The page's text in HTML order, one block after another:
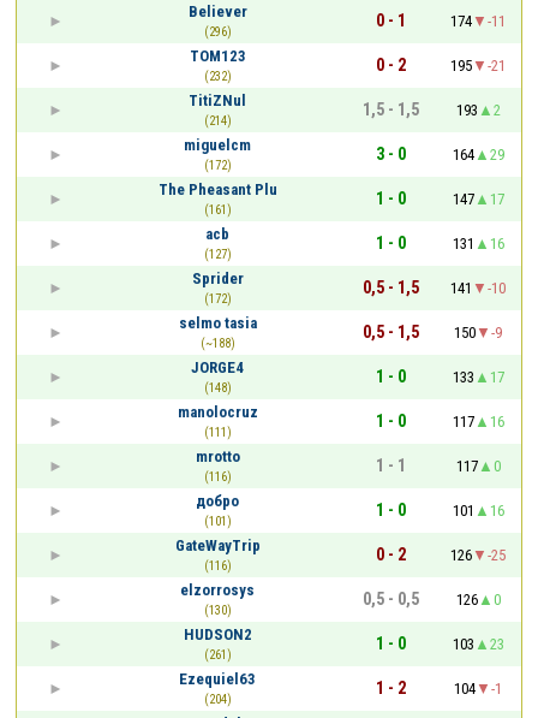
Believer
(296)
0 - 1 174
-11
TOM123
(232)
0 - 2 195
-21
TitiZNul
(214)
1,5 - 1,5 193
2
miguelcm
(172)
3 - 0 164
29
The Pheasant Plu
(161)
1 - 0 147
17
acb
(127)
1 - 0 131
16
Sprider
(172)
0,5 - 1,5 141
-10
selmo tasia
(~188)
0,5 - 1,5 150
-9
JORGE4
(148)
1 - 0 133
17
manolocruz
(111)
1 - 0 117
16
mrotto
(116)
1 - 1 117
0
добро
(101)
1 - 0 101
16
GateWayTrip
(116)
0 - 2 126
-25
elzorrosys
(130)
0,5 - 0,5 126
0
HUDSON2
(261)
1 - 0 103
23
Ezequiel63
(204)
1 - 2 104
-1